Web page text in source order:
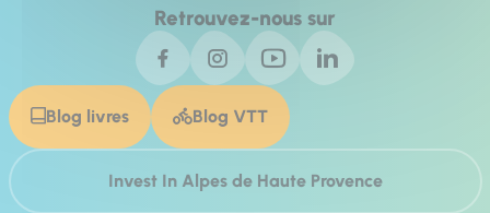
Retrouvez-nous sur
Blog livres Blog VTT
Invest In Alpes de Haute Provence